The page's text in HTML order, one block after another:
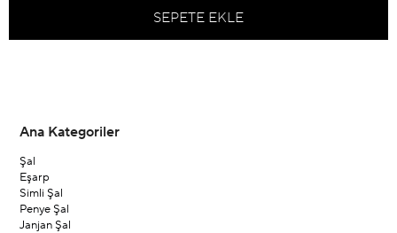
Ana Kategoriler
Şal
Eşarp
Simli Şal
Penye Şal
Janjan Şal